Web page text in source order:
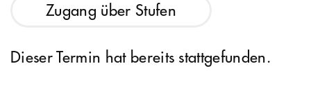
Zugang über Stufen
Dieser Termin hat bereits stattgefunden.